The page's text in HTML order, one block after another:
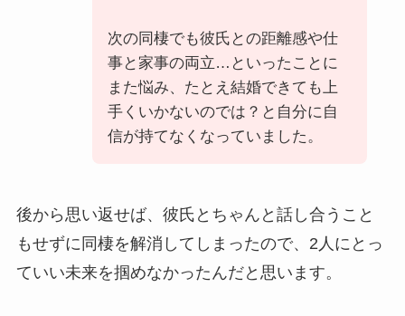
次の同棲でも彼氏との距離感や仕
事と家事の両立…といったことに
また悩み、たとえ結婚できても上
手くいかないのでは？と自分に自
信が持てなくなっていました。
後から思い返せば、彼氏とちゃんと話し合うこと
もせずに同棲を解消してしまったので、2人にとっ
ていい未来を掴めなかったんだと思います。